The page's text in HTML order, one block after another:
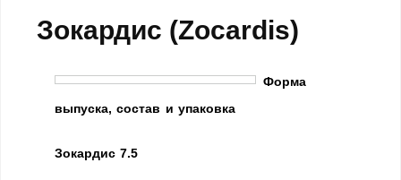
Зокардис (Zocardis)
Форма
выпуска, состав и упаковка
Зокардис 7.5